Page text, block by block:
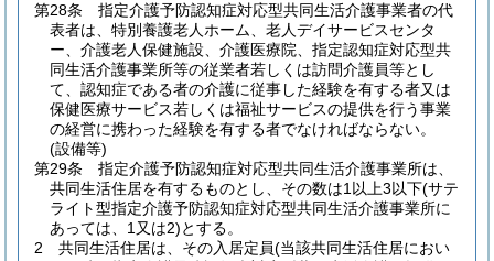
第28条
指定介護予防認知症対応型共同生活介護事業者の代
表者は、特別養護老人ホーム、老人デイサービスセンタ
ー、介護老人保健施設、介護医療院、指定認知症対応型共
同生活介護事業所等の従業者若しくは訪問介護員等とし
て、認知症である者の介護に従事した経験を有する者又は
保健医療サービス若しくは福祉サービスの提供を行う事業
の経営に携わった経験を有する者でなければならない。
(設備等)
第29条
指定介護予防認知症対応型共同生活介護事業所は、
共同生活住居を有するものとし、その数は1以上3以下(サテ
ライト型指定介護予防認知症対応型共同生活介護事業所に
あっては、1又は2)とする。
2
共同生活住居は、その入居定員(当該共同生活住居におい